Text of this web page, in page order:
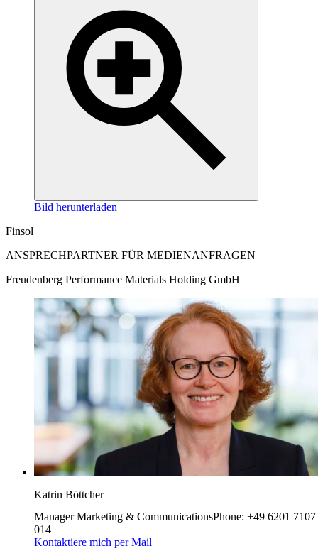
Bild herunterladen
Finsol
ANSPRECHPARTNER FÜR MEDIENANFRAGEN
Freudenberg Performance Materials Holding GmbH
Katrin Böttcher
Manager Marketing & CommunicationsPhone: +49 6201 7107
014
Kontaktiere mich per Mail